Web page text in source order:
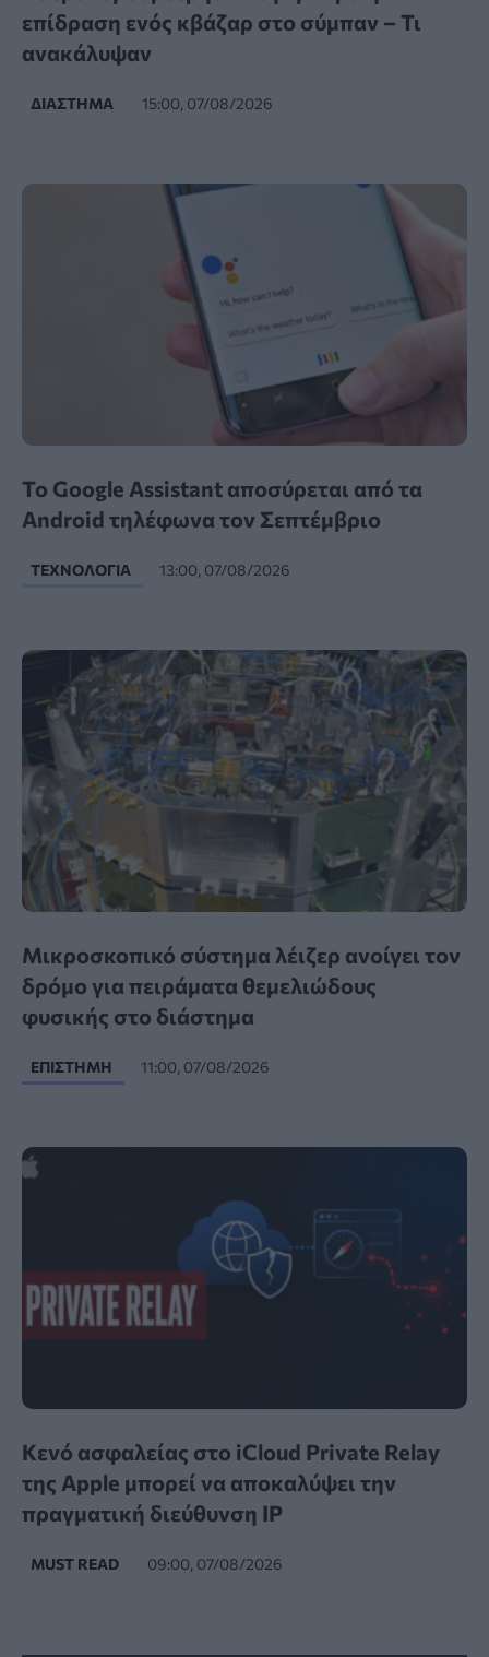
επίδραση ενός κβάζαρ στο σύμπαν – Τι
ανακάλυψαν
ΔΙΆΣΤΗΜΑ 15:00, 07/08/2026
Το Google Assistant αποσύρεται από τα
Android τηλέφωνα τον Σεπτέμβριο
ΤΕΧΝΟΛΟΓΊΑ 13:00, 07/08/2026
Μικροσκοπικό σύστημα λέιζερ ανοίγει τον
δρόμο για πειράματα θεμελιώδους
φυσικής στο διάστημα
ΕΠΙΣΤΉΜΗ 11:00, 07/08/2026
Κενό ασφαλείας στο iCloud Private Relay
της Apple μπορεί να αποκαλύψει την
πραγματική διεύθυνση IP
MUST READ 09:00, 07/08/2026